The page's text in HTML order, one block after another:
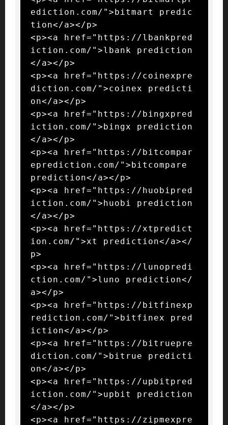
ediction.com/">bitmart predic
tion</a></p>
<p><a href="https://lbankpred
iction.com/">lbank prediction
</a></p>
<p><a href="https://coinexpre
diction.com/">coinex predicti
on</a></p>
<p><a href="https://bingxpred
iction.com/">bingx prediction
</a></p>
<p><a href="https://bitcompar
eprediction.com/">bitcompare
prediction</a></p>
<p><a href="https://huobipred
iction.com/">huobi prediction
</a></p>
<p><a href="https://xtpredict
ion.com/">xt prediction</a></
p>
<p><a href="https://lunopredi
ction.com/">luno prediction</
a></p>
<p><a href="https://bitfinexp
rediction.com/">bitfinex pred
iction</a></p>
<p><a href="https://bitruepre
diction.com/">bitrue predicti
on</a></p>
<p><a href="https://upbitpred
iction.com/">upbit prediction
</a></p>
<p><a href="https://zipmexpre